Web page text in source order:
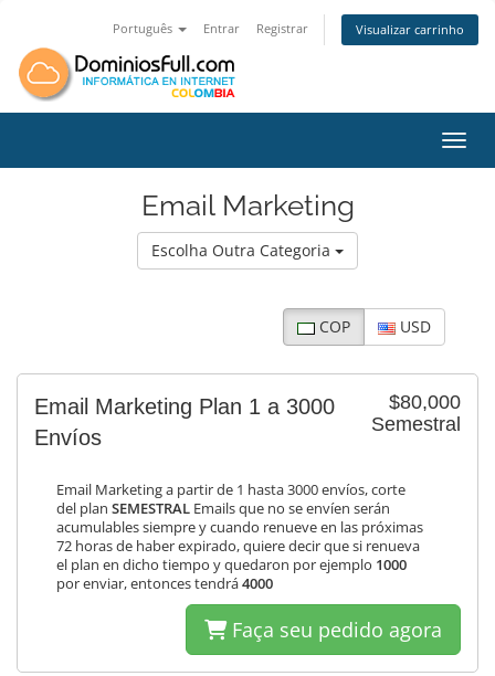
Português Entrar Registrar Visualizar carrinho
Email Marketing
Escolha Outra Categoria
COP USD
$80,000
Semestral
Email Marketing Plan 1 a 3000
Envíos
Email Marketing a partir de 1 hasta 3000 envíos, corte
del plan SEMESTRAL Emails que no se envíen serán
acumulables siempre y cuando renueve en las próximas
72 horas de haber expirado, quiere decir que si renueva
el plan en dicho tiempo y quedaron por ejemplo 1000
por enviar, entonces tendrá4000
Faça seu pedido agora